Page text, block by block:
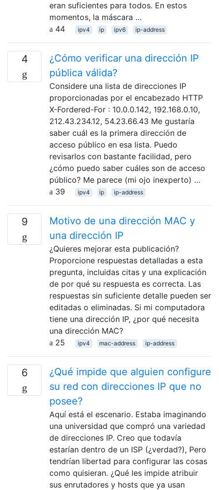
eran suficientes para todos. En estos
momentos, la máscara …
44
ipv4 ip ipv6 ip-address
4
¿Cómo verificar una dirección IP
pública válida?
Considere una lista de direcciones IP
proporcionadas por el encabezado HTTP
X-Fordered-For : 10.0.0.142, 192.168.0.10,
212.43.234.12, 54.23.66.43 Me gustaría
saber cuál es la primera dirección de
acceso público en esa lista. Puedo
revisarlos con bastante facilidad, pero
¿cómo puedo saber cuáles son de acceso
público? Me parece (mi ojo inexperto) …
39
ipv4 ip ip-address
9
Motivo de una dirección MAC y
una dirección IP
¿Quieres mejorar esta publicación?
Proporcione respuestas detalladas a esta
pregunta, incluidas citas y una explicación
de por qué su respuesta es correcta. Las
respuestas sin suficiente detalle pueden ser
editadas o eliminadas. Si mi computadora
tiene una dirección IP, ¿por qué necesita
una dirección MAC?
25
ipv4 mac-address ip-address
6
¿Qué impide que alguien configure
su red con direcciones IP que no
posee?
Aquí está el escenario. Estaba imaginando
una universidad que compró una variedad
de direcciones IP. Creo que todavía
estarían dentro de un ISP (¿verdad?), Pero
tendrían libertad para configurar las cosas
como quisieran. ¿Qué les impide atribuir
sus enrutadores y hosts que ya usan